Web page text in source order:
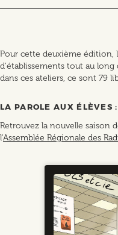
Pour cette deuxième édition,
d'établissements tout au long
dans ces ateliers, ce sont 79
LA PAROLE AUX ÉLÈVES :
Retrouvez la nouvelle saison
l'Assemblée Régionale des